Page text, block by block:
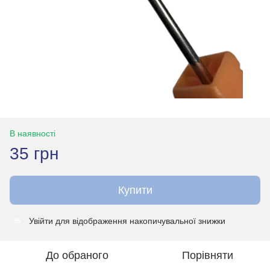
В наявності
35 грн
Купити
Увійти для відображення накопичувальної знижки
До обраного Порівняти